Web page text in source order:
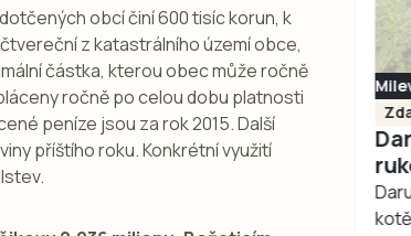
obcí činí 600 tisíc korun, k
z katastrálního území obce,
částka, kterou obec může ročně
ročně po celou dobu platnosti
peníze jsou za rok 2015. Další
příštího roku. Konkrétní využití
Milevsko
Zdarma / za odvoz
Daruji do dobrých
rukou kotě